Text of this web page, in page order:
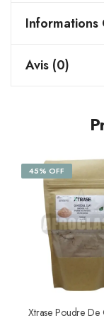
Informations
Avis (0)
45% OFF